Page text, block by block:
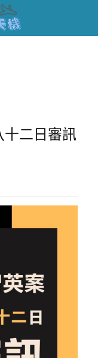
十二日審訊